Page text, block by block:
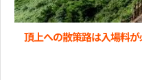
頂上への散策路は入場料